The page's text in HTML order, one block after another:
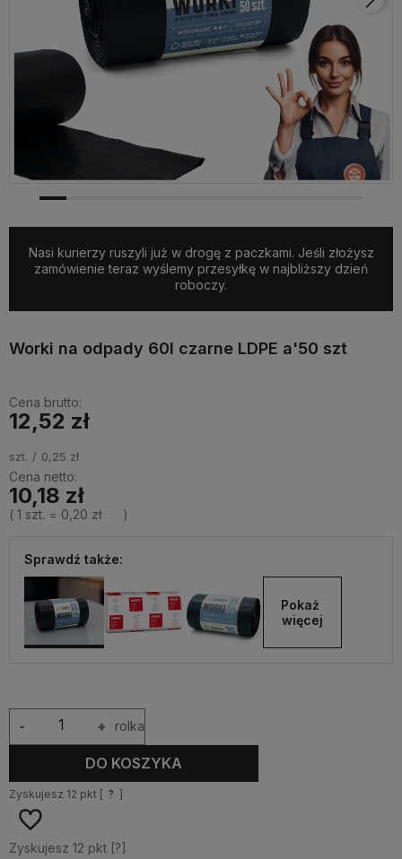
Nasi kurierzy ruszyli już w drogę z paczkami. Jeśli złożysz
zamówienie teraz wyślemy przesyłkę w najbliższy dzień
roboczy.
Worki na odpady 60l czarne LDPE a'50 szt
Cena brutto:
12,52 zł
szt. 0,25 zł
Cena netto:
10,18 zł
( 1 szt. = 0,20 zł )
Sprawdź także:
Pokaż
więcej
+
- rolka
DO KOSZYKA
Zyskujesz 12 pkt [ ? ]
Zyskujesz 12 pkt [?]